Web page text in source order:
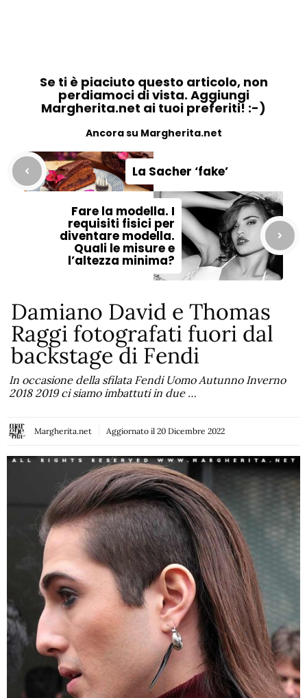
Se ti è piaciuto questo articolo, non
perdiamoci di vista. Aggiungi
Margherita.net ai tuoi preferiti! :-)
Ancora su Margherita.net
La Sacher ‘fake’
Fare la modella. I
requisiti fisici per
diventare modella.
Quali le misure e
l’altezza minima?
Damiano David e Thomas
Raggi fotografati fuori dal
backstage di Fendi
In occasione della sfilata Fendi Uomo Autunno Inverno
2018 2019 ci siamo imbattuti in due …
Margherita.net Aggiornato il 20 Dicembre 2022